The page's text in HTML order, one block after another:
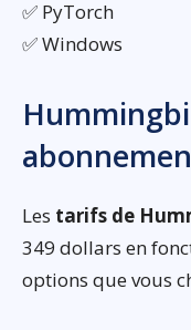
✅ PyTorch
✅ Windows
Les tarifs de
349 dollars en
options que vous